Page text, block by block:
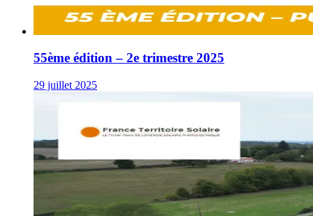
55ème édition – 2e trimestre 2025
29 juillet 2025